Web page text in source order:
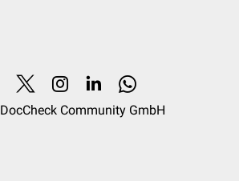
DocCheck Community GmbH